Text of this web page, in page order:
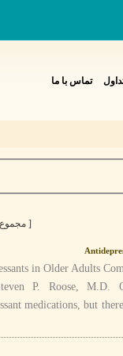
تماس با ما
[ مجموع 13 مقاله ]
in Older Adults
P. Roose, M.D.
medications, but